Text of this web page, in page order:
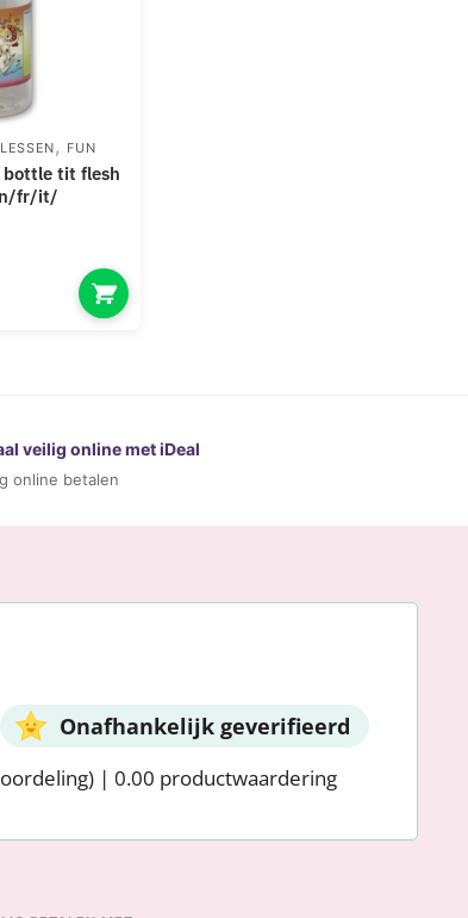
, FUN
fr/it/
veilig online met iDeal
online betalen
Onafhankelijk geverifieerd
|0.00 productwaardering